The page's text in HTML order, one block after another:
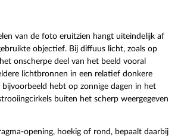
van de foto eruitzien hangt uiteindelijk af
objectief. Bij diffuus licht, zoals op
onscherpe deel van het beeld vooral
lichtbronnen in een relatief donkere
bijvoorbeeld hebt op zonnige dagen in het
buiten het scherp weergegeven
opening, hoekig of rond, bepaalt daarbij